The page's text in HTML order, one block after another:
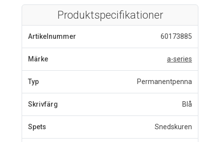
Produktspecifikationer
Artikelnummer 60173885
Märke a-series
Typ Permanentpenna
Skrivfärg Blå
Spets Snedskuren